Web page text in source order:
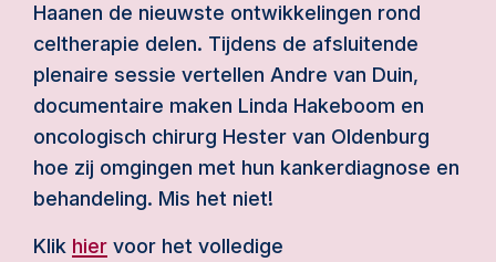
Haanen de nieuwste ontwikkelingen rond
celtherapie delen. Tijdens de afsluitende
plenaire sessie vertellen Andre van Duin,
documentaire maken Linda Hakeboom en
oncologisch chirurg Hester van Oldenburg
hoe zij omgingen met hun kankerdiagnose en
behandeling. Mis het niet!
Klik hier voor het volledige